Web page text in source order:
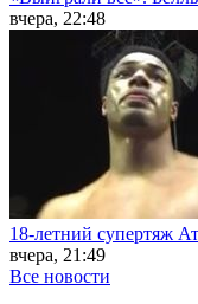
вчера, 22:48
18-летний супертяж
вчера, 21:49
Все новости